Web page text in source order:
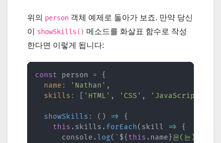
위의 person 객체 예제로 돌아가 보죠. 만약 당신
이 showSkills() 메소드를 화살표 함수로 작성
한다면 이렇게 됩니다:
const person =
{
name : 'Nathan' ,
skills : 'HTML' , 'CSS' , 'JavaScript'
showSkills : ( ) =>
{
this . skills . forEach( skill =>
{
      console
.log( ` ${ this . name }은(는)